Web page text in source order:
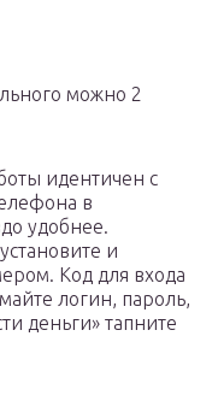
можно 2
идентичен с
в
удобнее.
и
Код для входа
логин, пароль,
деньги» тапните